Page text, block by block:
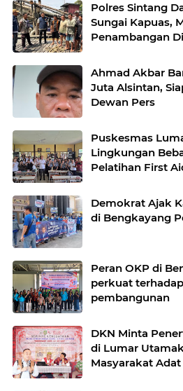
Polres Sintang
Sungai Kapuas,
Penambangan
Ahmad Akbar
Juta Alsintan,
Dewan Pers
Puskesmas
Lingkungan
Pelatihan First
Demokrat Ajak
di Bengkayang
Peran OKP di
perkuat
pembangunan
DKN Minta
di Lumar
Masyarakat Adat